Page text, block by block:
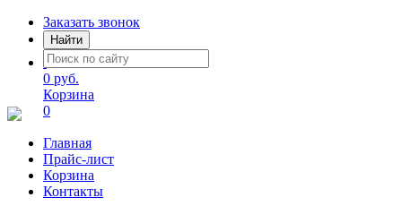
Заказать звонок
Найти
0 руб.
Корзина
0
Главная
Прайс-лист
Корзина
Контакты